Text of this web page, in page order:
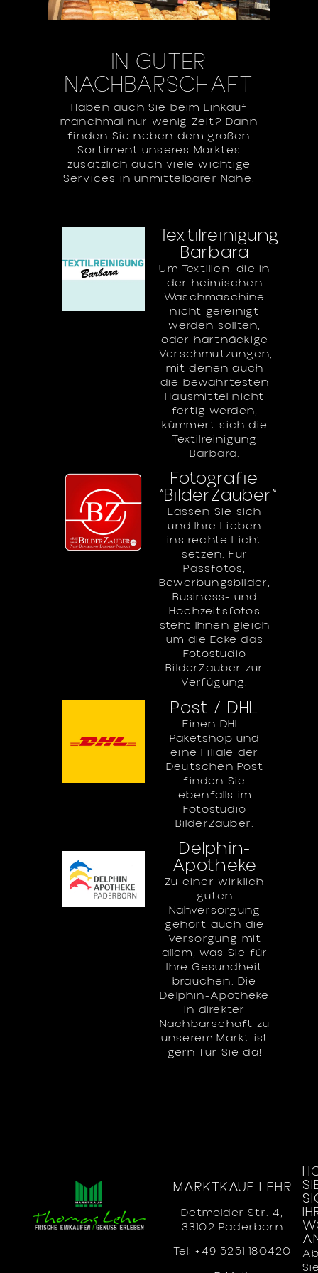
IN GUTER
NACHBARSCHAFT
Haben auch Sie beim Einkauf
manchmal nur wenig Zeit? Dann
finden Sie neben dem großen
Sortiment unseres Marktes
zusätzlich auch viele wichtige
Services in unmittelbarer Nähe.
Textilreinigung
Barbara
Um Textilien, die in
der heimischen
Waschmaschine
nicht gereinigt
werden sollten,
oder hartnäckige
Verschmutzungen,
mit denen auch
die bewährtesten
Hausmittel nicht
fertig werden,
kümmert sich die
Textilreinigung
Barbara.
Fotografie
"BilderZauber"
Lassen Sie sich
und Ihre Lieben
ins rechte Licht
setzen. Für
Passfotos,
Bewerbungsbilder,
Business- und
Hochzeitsfotos
steht Ihnen gleich
um die Ecke das
Fotostudio
BilderZauber zur
Verfügung.
Post / DHL
Einen DHL-
Paketshop und
eine Filiale der
Deutschen Post
finden Sie
ebenfalls im
Fotostudio
BilderZauber.
Delphin-
Apotheke
Zu einer wirklich
guten
Nahversorgung
gehört auch die
Versorgung mit
allem, was Sie für
Ihre Gesundheit
brauchen. Die
Delphin-Apotheke
in direkter
Nachbarschaft zu
unserem Markt ist
gern für Sie da!
MARKTKAUF LEHR
Detmolder Str. 4,
33102 Paderborn
Tel:+49 5251 180420